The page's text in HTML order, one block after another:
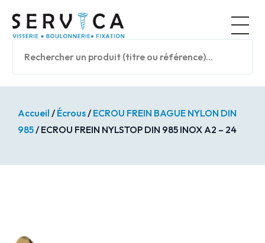
Accueil / Écrous/ ECROU FREIN BAGUE NYLON DIN
985/ ECROU FREIN NYLSTOP DIN 985 INOX A2 – 24